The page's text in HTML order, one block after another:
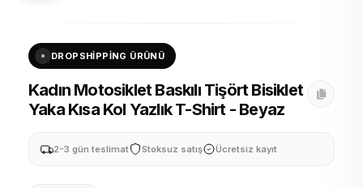
DROPSHIPPING ÜRÜNÜ
Kadın Motosiklet Baskılı Tişört Bisiklet
Yaka Kısa Kol Yazlık T-Shirt - Beyaz
2-3 gün teslimat Stoksuz satış Ücretsiz kayıt